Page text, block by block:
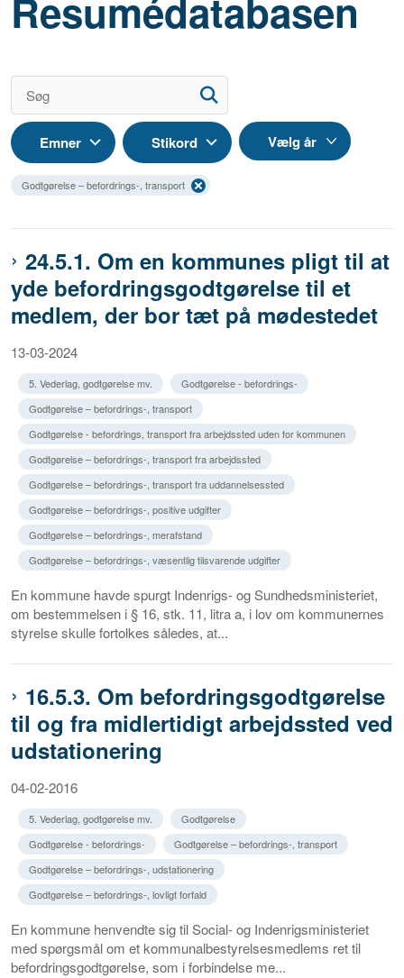
Resumédatabasen
Emner Stikord
Godtgørelse – befordrings-, transport
24.5.1. Om en kommunes pligt til at
yde befordringsgodtgørelse til et
medlem, der bor tæt på mødestedet
13-03-2024
5. Vederlag, godtgørelse mv.
Godtgørelse - befordrings-
Godtgørelse – befordrings-, transport
Godtgørelse - befordrings, transport fra arbejdssted uden for kommunen
Godtgørelse – befordrings-, transport fra arbejdssted
Godtgørelse – befordrings-, transport fra uddannelsessted
Godtgørelse – befordrings-, positive udgifter
Godtgørelse – befordrings-, merafstand
Godtgørelse – befordrings-, væsentlig tilsvarende udgifter
En kommune havde spurgt Indenrigs- og Sundhedsministeriet,
om bestemmelsen i § 16, stk. 11, litra a, i lov om kommunernes
styrelse skulle fortolkes således, at...
16.5.3. Om befordringsgodtgørelse
til og fra midlertidigt arbejdssted ved
udstationering
04-02-2016
5. Vederlag, godtgørelse mv.
Godtgørelse
Godtgørelse - befordrings-
Godtgørelse – befordrings-, transport
Godtgørelse – befordrings-, udstationering
Godtgørelse – befordrings-, lovligt forfald
En kommune henvendte sig til Social- og Indenrigsministeriet
med spørgsmål om et kommunalbestyrelsesmedlems ret til
befordringsgodtgørelse, som i forbindelse me...